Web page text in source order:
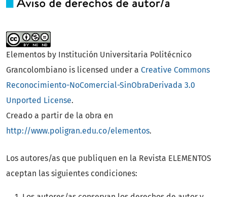
Elementos by Institución Universitaria Politécnico
Grancolombiano is licensed under a Creative Commons
Reconocimiento-NoComercial-SinObraDerivada 3.0
Unported License.
Creado a partir de la obra en
http://www.poligran.edu.co/elementos.
Los autores/as que publiquen en la Revista ELEMENTOS
aceptan las siguientes condiciones: